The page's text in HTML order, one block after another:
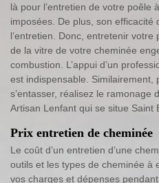
là pour l’entretien de votre poêle
imposées. De plus, son efficacité
l’entretien. Donc, entretenir
de la vitre de votre cheminée
combustion. L’appui d’un
est indispensable. Similairement,
s’entasser, réalisez le ramonage
Artisan Lenfant qui se situe Saint
Prix entretien de cheminée
Le coût d’un entretien d’une
outils et les types de cheminée à
vos charges et dépenses